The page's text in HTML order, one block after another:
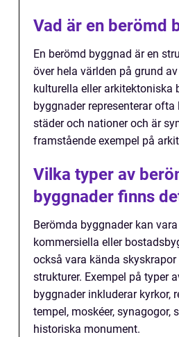
Vad är en berömd
En berömd byggnad är en
över hela världen på grund
kulturella eller arkitektoniska
byggnader representerar
städer och nationer och är
framstående exempel på
Vilka typer av
byggnader finns
Berömda byggnader kan
kommersiella eller
också vara kända
strukturer. Exempel på typer
byggnader inkluderar kyrkor,
tempel, moskéer, synagogor,
historiska monument.